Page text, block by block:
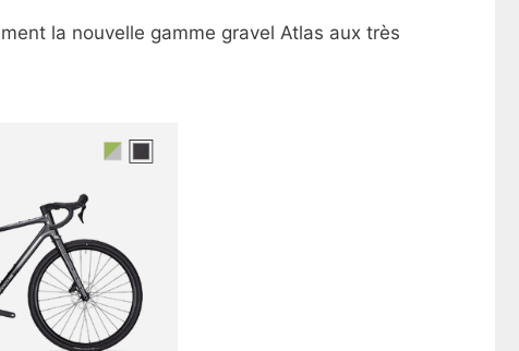
la nouvelle gamme gravel Atlas aux très